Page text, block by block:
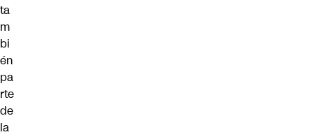
ta
m
bi
én
pa
rte
de
la